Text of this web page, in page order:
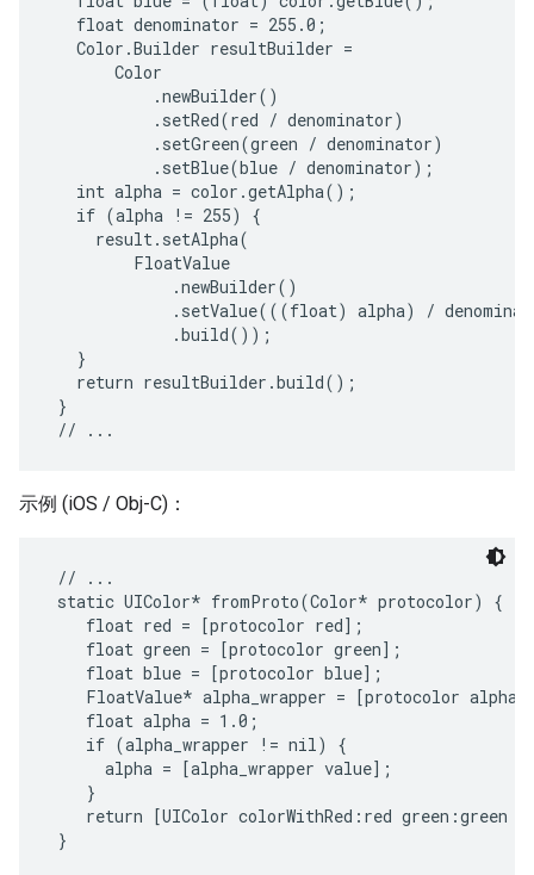
   float denominator = 255.0;
   Color.Builder resultBuilder =
       Color
           .newBuilder()
           .setRed(red / denominator)
           .setGreen(green / denominator)
           .setBlue(blue / denominator);
   int alpha = color.getAlpha();
   if (alpha != 255) {
     result.setAlpha(
         FloatValue
             .newBuilder()
.setValue(((float) alpha) /
             .build());
   }
   return resultBuilder.build();
}
示例 (iOS / Obj-C)：
// ...
static UIColor* fromProto(Color* protocolor) {
    float red = [protocolor red];
    float green = [protocolor green];
    float blue = [protocolor blue];
FloatValue* alpha_wrapper = [protocolor
    float alpha = 1.0;
    if (alpha_wrapper != nil) {
      alpha = [alpha_wrapper value];
    }
return [UIColor colorWithRed:red green:green
}